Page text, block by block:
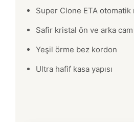
Super Clone ETA otomatik
Safir kristal ön ve arka cam
Yeşil örme bez kordon
Ultra hafif kasa yapısı